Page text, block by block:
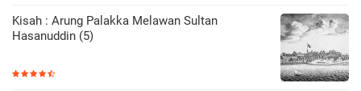
Kisah : Arung Palakka Melawan Sultan
Hasanuddin (5)